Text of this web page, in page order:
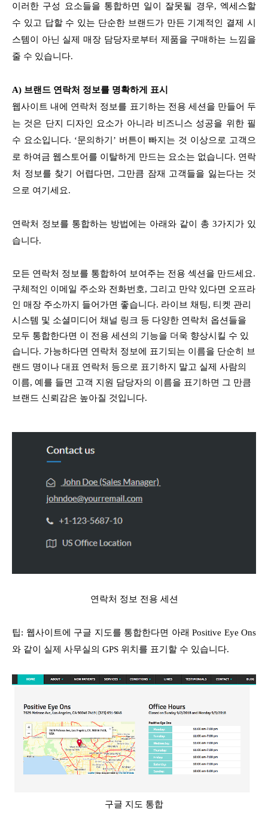
이러한 구성 요소들을 통합하면 일이 잘못될 경우, 엑세스할
수 있고 답할 수 있는 단순한 브랜드가 만든 기계적인 결제 시
스템이 아닌 실제 매장 담당자로부터 제품을 구매하는 느낌을
줄 수 있습니다.
A) 브랜드 연락처 정보를 명확하게 표시
웹사이트 내에 연락처 정보를 표기하는 전용 세션을 만들어 두
는 것은 단지 디자인 요소가 아니라 비즈니스 성공을 위한 필
수 요소입니다. ‘문의하기’ 버튼이 빠지는 것 이상으로 고객으
로 하여금 웹스토어를 이탈하게 만드는 요소는 없습니다. 연락
처 정보를 찾기 어렵다면, 그만큼 잠재 고객들을 잃는다는 것
으로 여기세요.
연락처 정보를 통합하는 방법에는 아래와 같이 총 3가지가 있
습니다.
모든 연락처 정보를 통합하여 보여주는 전용 섹션을 만드세요.
구체적인 이메일 주소와 전화번호, 그리고 만약 있다면 오프라
인 매장 주소까지 들어가면 좋습니다. 라이브 채팅, 티켓 관리
시스템 및 소셜미디어 채널 링크 등 다양한 연락처 옵션들을
모두 통합한다면 이 전용 세션의 기능을 더욱 향상시킬 수 있
습니다. 가능하다면 연락처 정보에 표기되는 이름을 단순히 브
랜드 명이나 대표 연락처 등으로 표기하지 말고 실제 사람의
이름, 예를 들면 고객 지원 담당자의 이름을 표기하면 그 만큼
브랜드 신뢰감은 높아질 것입니다.
연락처 정보 전용 세션
팁: 웹사이트에 구글 지도를 통합한다면 아래 Positive Eye Ons
와 같이 실제 사무실의 GPS 위치를 표기할 수 있습니다.
구글 지도 통합